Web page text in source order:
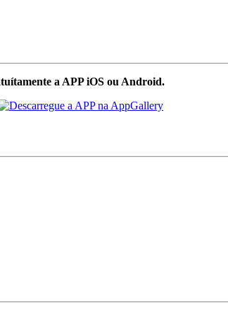
a APP iOS ou Android.